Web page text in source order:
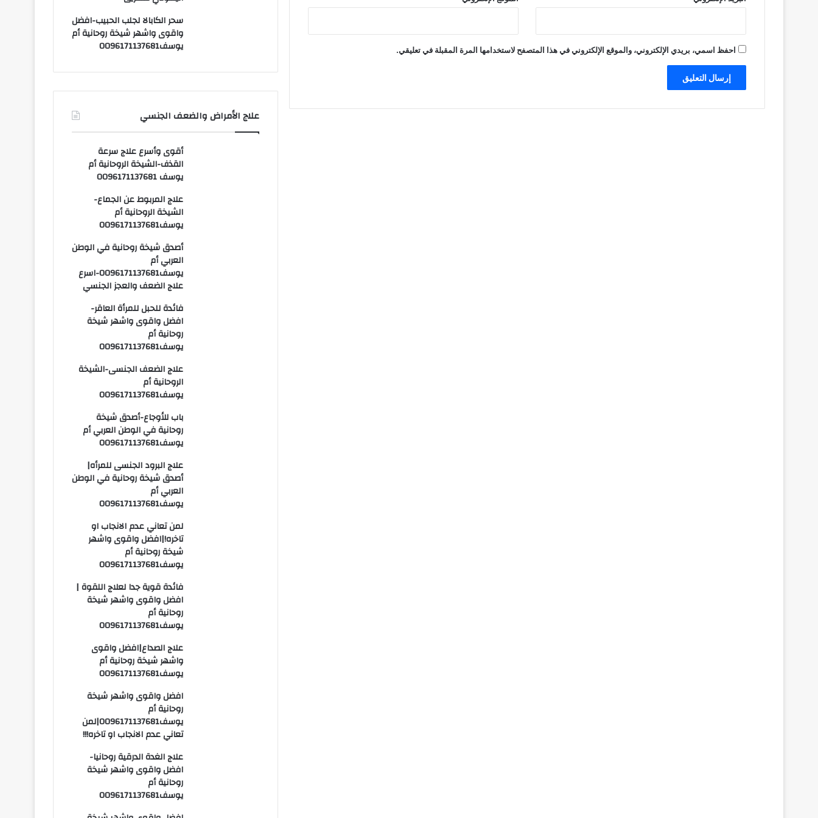
احفظ اسمي، بريدي الإلكتروني، والموقع الإلكتروني في هذا المتصفح لاستخدامها المرة المقبلة في تعليقي.
سحر الكابالا لجلب الحبيب-افضل
واقوى واشهر شيخة روحانية أم
يوسف0096171137681
علاج الأمراض والضعف الجنسي
أقوى وأسرع علاج سرعة
القذف-الشيخة الروحانية أم
يوسف 0096171137681
علاج المربوط عن الجماع-
الشيخة الروحانية أم
يوسف0096171137681
أصدق شيخة روحانية في الوطن
العربي أم
يوسف0096171137681-اسرع
علاج الضعف والعجز الجنسي
فائدة للحبل للمرأة العاقر-
افضل واقوى واشهر شيخة
روحانية أم
يوسف0096171137681
علاج الضعف الجنسى-الشيخة
الروحانية أم
يوسف0096171137681
باب للأوجاع-أصدق شيخة
روحانية في الوطن العربي أم
يوسف0096171137681
علاج البرود الجنسى للمرأه|
أصدق شيخة روحانية في الوطن
العربي أم
يوسف0096171137681
لمن تعاني عدم الانجاب او
تاخره!|افضل واقوى واشهر
شيخة روحانية أم
يوسف0096171137681
فائدة قوية جدا لعلاج اللقوة |
افضل واقوى واشهر شيخة
روحانية أم
يوسف0096171137681
علاج الصداع|افضل واقوى
واشهر شيخة روحانية أم
يوسف0096171137681
افضل واقوى واشهر شيخة
روحانية أم
يوسف0096171137681|لمن
تعاني عدم الانجاب او تاخره!!!
علاج الغدة الدرقية روحانيا-
افضل واقوى واشهر شيخة
روحانية أم
يوسف0096171137681